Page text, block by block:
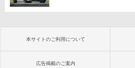
本サイトのご利用について
広告掲載のご案内